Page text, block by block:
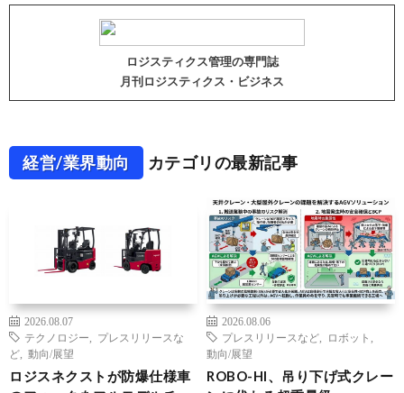
ロジスティクス管理の専門誌
月刊ロジスティクス・ビジネス
経営/業界動向 カテゴリの最新記事
2026.08.07
テクノロジー
プレスリリースな
ど
動向/展望
ロジスネクストが防爆仕様車
2026.08.06
プレスリリースなど
ロボット
動向/展望
ROBO-HI、吊り下げ式クレー